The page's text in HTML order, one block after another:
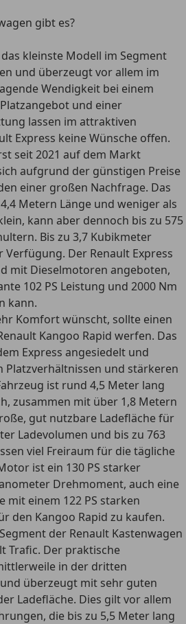
gibt es?
kleinste Modell im Segment
und überzeugt vor allem im
Wendigkeit bei einem
und einer
lassen im attraktiven
Express keine Wünsche offen.
seit 2021 auf dem Markt
aufgrund der günstigen Preise
einer großen Nachfrage. Das
Metern Länge und weniger als
kann aber dennoch bis zu 575
Bis zu 3,7 Kubikmeter
Der Renault Express
mit Dieselmotoren angeboten,
102 PS Leistung und 2000 Nm
kann.
Komfort wünscht, sollte einen
Kangoo Rapid werfen. Das
Express angesiedelt und
Platzverhältnissen und stärkeren
ist rund 4,5 Meter lang
zusammen mit über 1,8 Metern
gut nutzbare Ladefläche für
Ladevolumen und bis zu 763
viel Freiraum für die tägliche
ist ein 130 PS starker
Drehmoment, auch eine
mit einem 122 PS starken
den Kangoo Rapid zu kaufen.
der Renault Kastenwagen
Trafic. Der praktische
in der dritten
überzeugt mit sehr guten
Ladefläche. Dies gilt vor allem
die bis zu 5,5 Meter lang